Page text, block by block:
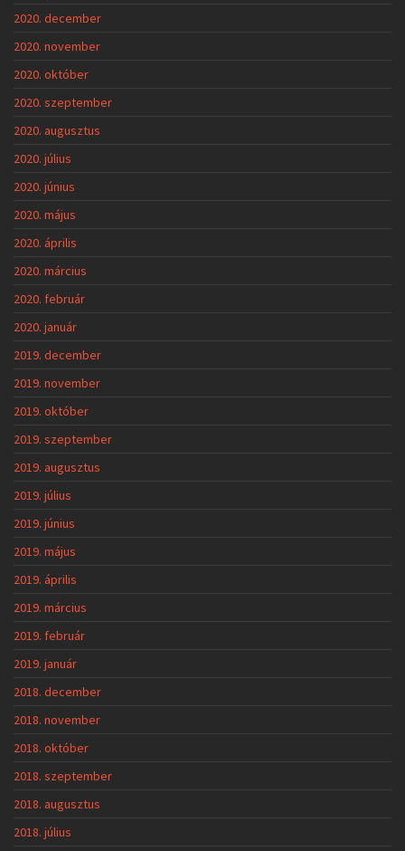
2020. december
2020. november
2020. október
2020. szeptember
2020. augusztus
2020. július
2020. június
2020. május
2020. április
2020. március
2020. február
2020. január
2019. december
2019. november
2019. október
2019. szeptember
2019. augusztus
2019. július
2019. június
2019. május
2019. április
2019. március
2019. február
2019. január
2018. december
2018. november
2018. október
2018. szeptember
2018. augusztus
2018. július